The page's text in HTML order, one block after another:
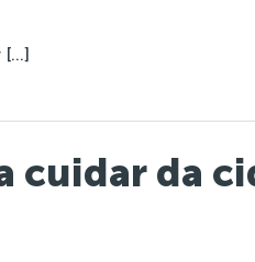
[…]
cuidar da